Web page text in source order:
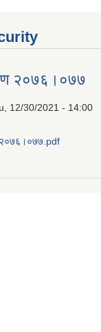
२०७६।०७७
12/30/2021 - 14:00